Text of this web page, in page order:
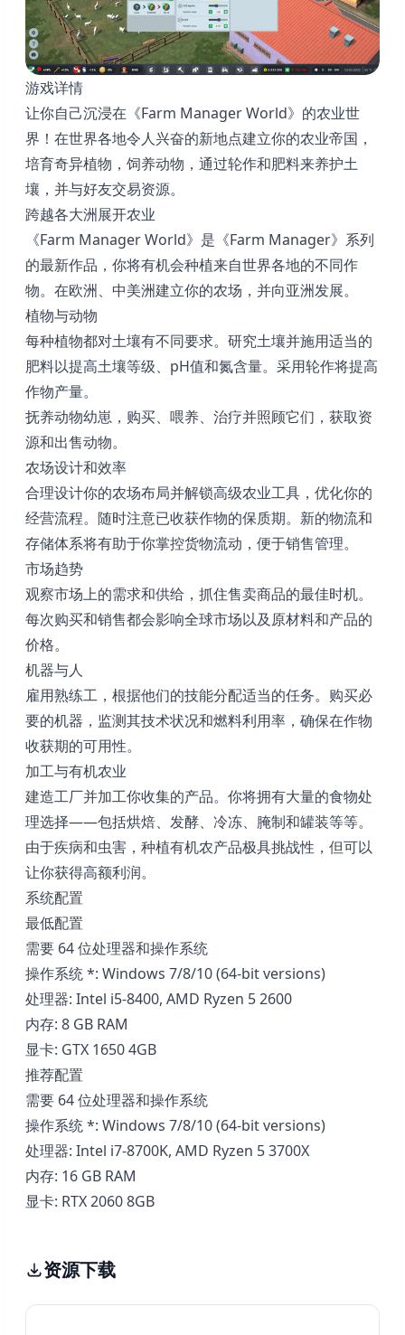
游戏详情
让你自己沉浸在《Farm Manager World》的农业世
界！在世界各地令人兴奋的新地点建立你的农业帝国，
培育奇异植物，饲养动物，通过轮作和肥料来养护土
壤，并与好友交易资源。
跨越各大洲展开农业
《Farm Manager World》是《Farm Manager》系列
的最新作品，你将有机会种植来自世界各地的不同作
物。在欧洲、中美洲建立你的农场，并向亚洲发展。
植物与动物
每种植物都对土壤有不同要求。研究土壤并施用适当的
肥料以提高土壤等级、pH值和氮含量。采用轮作将提高
作物产量。
抚养动物幼崽，购买、喂养、治疗并照顾它们，获取资
源和出售动物。
农场设计和效率
合理设计你的农场布局并解锁高级农业工具，优化你的
经营流程。随时注意已收获作物的保质期。新的物流和
存储体系将有助于你掌控货物流动，便于销售管理。
市场趋势
观察市场上的需求和供给，抓住售卖商品的最佳时机。
每次购买和销售都会影响全球市场以及原材料和产品的
价格。
机器与人
雇用熟练工，根据他们的技能分配适当的任务。购买必
要的机器，监测其技术状况和燃料利用率，确保在作物
收获期的可用性。
加工与有机农业
建造工厂并加工你收集的产品。你将拥有大量的食物处
理选择——包括烘焙、发酵、冷冻、腌制和罐装等等。
由于疾病和虫害，种植有机农产品极具挑战性，但可以
让你获得高额利润。
系统配置
最低配置
需要 64 位处理器和操作系统
操作系统 *: Windows 7/8/10 (64-bit versions)
处理器: Intel i5-8400, AMD Ryzen 5 2600
内存: 8 GB RAM
显卡: GTX 1650 4GB
推荐配置
需要 64 位处理器和操作系统
操作系统 *: Windows 7/8/10 (64-bit versions)
处理器: Intel i7-8700K, AMD Ryzen 5 3700X
内存: 16 GB RAM
显卡: RTX 2060 8GB
资源下载